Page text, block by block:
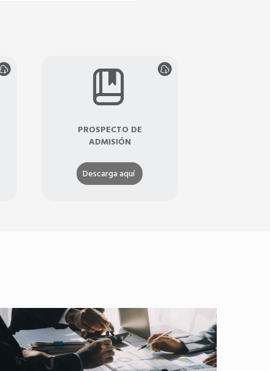
PROSPECTO DE
ADMISIÓN
Descarga aquí